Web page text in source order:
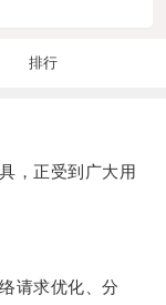
排行
，正受到广大用
请求优化、分